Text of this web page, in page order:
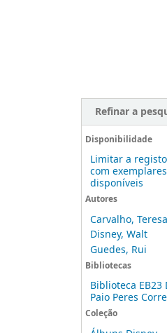
Refinar a
Disponibilidade
Limitar a
com exemplares
disponíveis
Autores
Carvalho, Teresa
Disney, Walt
Guedes, Rui
Bibliotecas
Biblioteca EB23
Paio Peres
Coleção